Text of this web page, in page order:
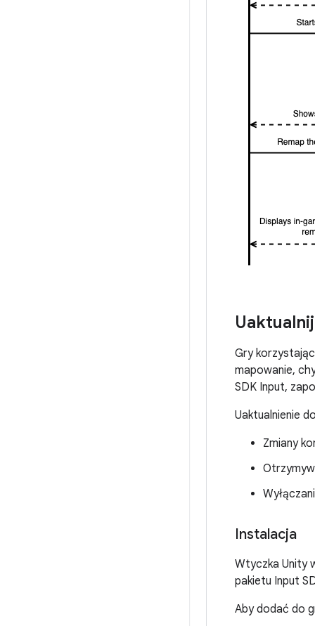
Uaktualnij
Gry
mapowanie,
SDK Input,
Uaktualnienie
Zmiany
Instalacja
Wtyczka Unity
pakietu Input
Aby dodać do